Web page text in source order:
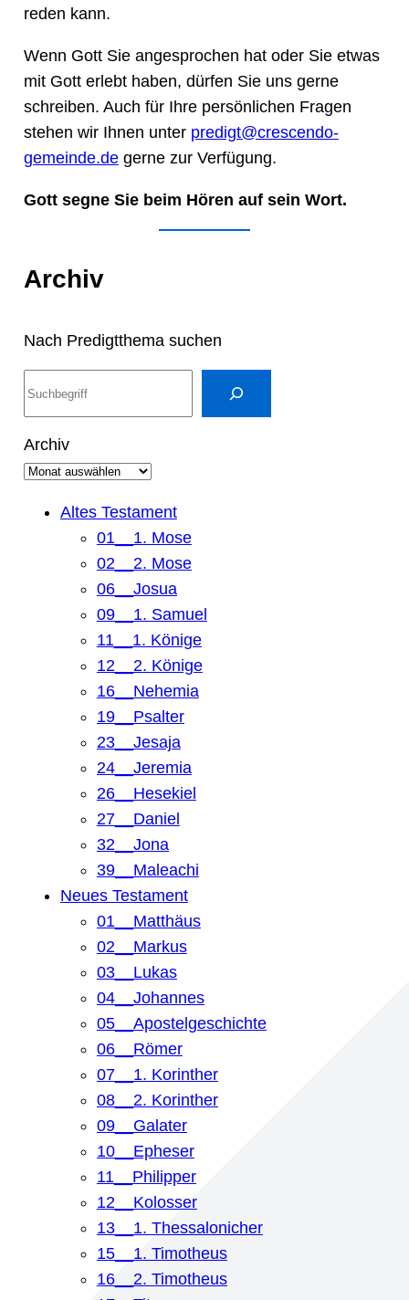
reden kann.
Wenn Gott Sie angesprochen hat oder Sie etwas
mit Gott erlebt haben, dürfen Sie uns gerne
schreiben. Auch für Ihre persönlichen Fragen
stehen wir Ihnen unter predigt@crescendo-
gemeinde.degerne zur Verfügung.
Gott segne Sie beim Hören auf sein Wort.
Archiv
Nach Predigtthema suchen
h
e
Archiv
Altes Testament
01__1. Mose
02__2. Mose
06__Josua
09__1. Samuel
11__1. Könige
12__2. Könige
16__Nehemia
19__Psalter
23__Jesaja
24__Jeremia
26__Hesekiel
27__Daniel
32__Jona
39__Maleachi
Neues Testament
01__Matthäus
02__Markus
03__Lukas
04__Johannes
05__Apostelgeschichte
06__Römer
07__1. Korinther
08__2. Korinther
09__Galater
10__Epheser
11__Philipper
12__Kolosser
13__1. Thessalonicher
15__1. Timotheus
16__2. Timotheus